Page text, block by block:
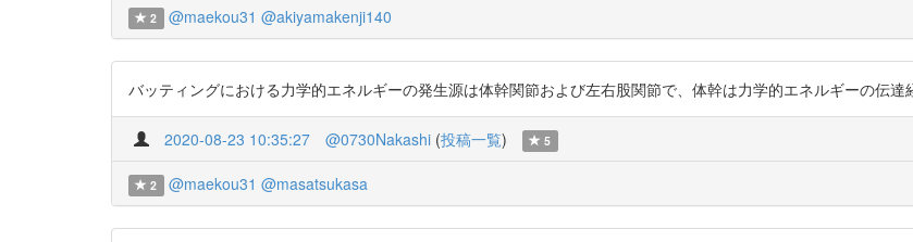
2 @maekou31 @akiyamakenji140
バッティングにおける力学的エネルギーの発生源は体幹関節および左右股関節で、体幹は力学的エネルギーの伝
2020-08-23 10:35:27 @0730Nakashi (投稿一覧) 5
2 @maekou31 @masatsukasa